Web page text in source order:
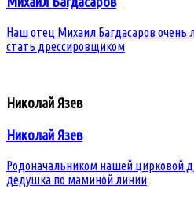
Наш отец Михаил Багдасаров
стать дрессировщиком
Николай Язев
Николай Язев
Родоначальником нашей цирковой
дедушка по маминой линии